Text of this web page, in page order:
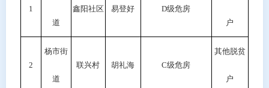
1
道
鑫阳社区 易登好 D级危房
户
2
杨市街
道
联兴村 胡礼海 C级危房
其他脱贫
户